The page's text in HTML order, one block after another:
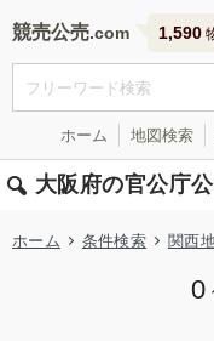
競売公売 1,590
ホーム 地図検索
大阪府の官公庁
ホーム 条件検索 関西
0